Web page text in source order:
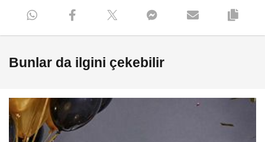
Bunlar da ilgini çekebilir